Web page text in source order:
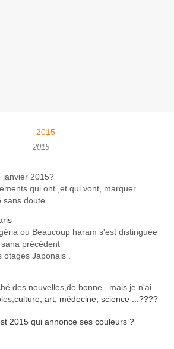
2015
janvier 2015?
qui ont ,et qui vont, marquer
sans doute
ou Beaucoup haram s'est distinguée
précédent
otages Japonais
bonne , mais je n'ai
culture, art, médecine, science ...????
2015 qui annonce ses couleurs ?